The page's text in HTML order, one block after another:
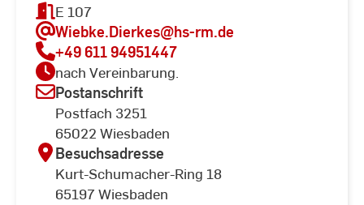
E 107
Wiebke.Dierkes@hs-rm.de
+49 611 94951447
nach Vereinbarung.
Postanschrift
Postfach 3251
65022 Wiesbaden
Besuchsadresse
Kurt-Schumacher-Ring 18
65197 Wiesbaden